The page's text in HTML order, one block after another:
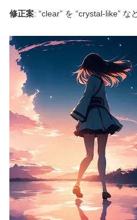
修正案: “clear” を “crystal-like” な